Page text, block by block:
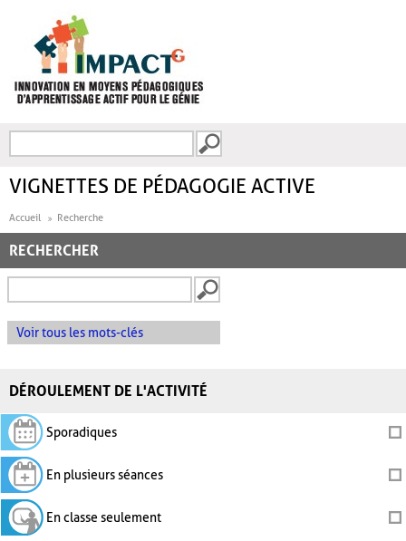
FORMULAIRE DE
VIGNETTES DE PÉDAGOGIE ACTIVE
Accueil Recherche
RECHERCHER
Voir tous les mots-clés
DÉROULEMENT DE L'ACTIVITÉ
Sporadiques
En plusieurs séances
En classe seulement